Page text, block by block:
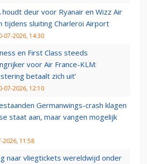
houdt deur voor Ryanair en Wizz Air
tijdens sluiting Charleroi Airport
07-2026, 14:30
en First Class steeds
voor Air France-KLM:
betaalt zich uit’
07-2026, 12:10
Germanwings-crash klagen
staat aan, maar vangen mogelijk
2026, 11:58
naar vliegtickets wereldwijd onder